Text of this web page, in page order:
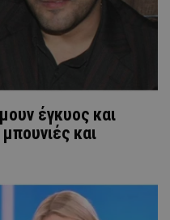
έγκυος και
και